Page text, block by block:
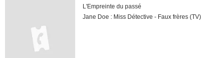
L'Empreinte du passé
Jane Doe : Miss Détective - Faux frères (TV)